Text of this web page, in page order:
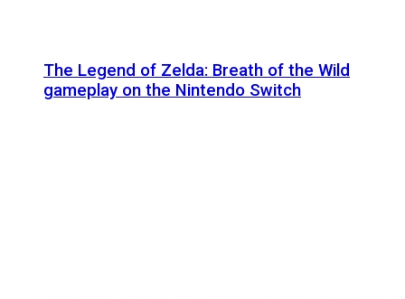
The Legend of Zelda: Breath of the Wild
gameplay on the Nintendo Switch